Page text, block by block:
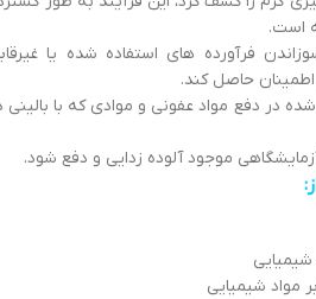
است.
فرآورده های استفاده شده یا
حاصل کند.
در دفع مواد عفونی و موادی که با بالینی
موجود آلوده زدایی و دفع شود.
مواد شیمیایی